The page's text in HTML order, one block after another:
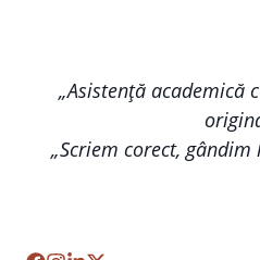
„Asistență academică
„Scriem corect,